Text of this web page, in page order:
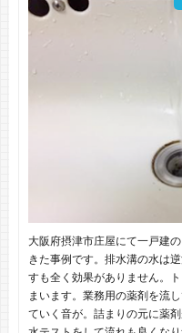
大阪府摂津市庄屋にて一戸建
きた事例です。排水溝の水は
すも全く効果がありません。
まいます。業務用の薬剤を流
ていく音が。詰まりの元に薬